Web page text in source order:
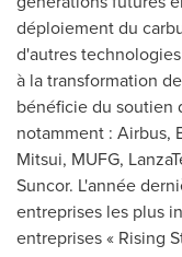
déploiement du
d'autres
à la transformation
bénéficie du soutien
notamment : Airbus,
Mitsui, MUFG,
Suncor. L'année
entreprises les plus
entreprises « Rising